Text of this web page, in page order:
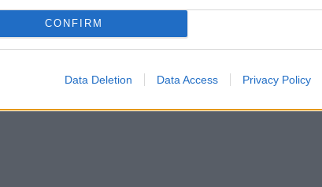
CONFIRM
Data Deletion Data Access Privacy Policy